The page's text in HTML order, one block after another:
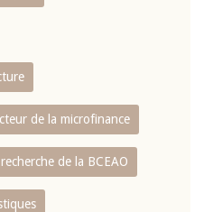
de la microfinance
de la BCEAO